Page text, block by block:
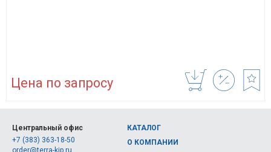
Цена по запросу
Центральный офис
+7 (383) 363-18-50
КАТАЛОГ
О КОМПАНИИ